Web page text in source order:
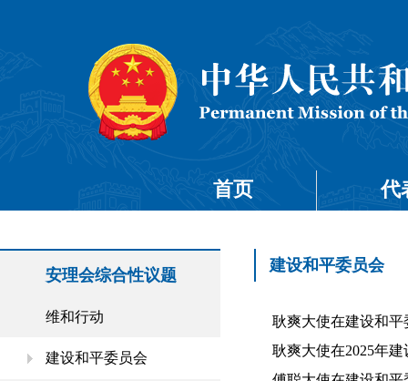
首页 代
安理会综合性议题
维和行动
建设和平委员会
建设和平委员会
耿爽大使在建设和平
耿爽大使在2025年